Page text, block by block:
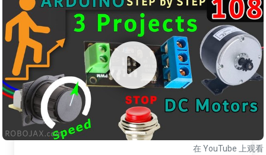
在 YouTube 上观看